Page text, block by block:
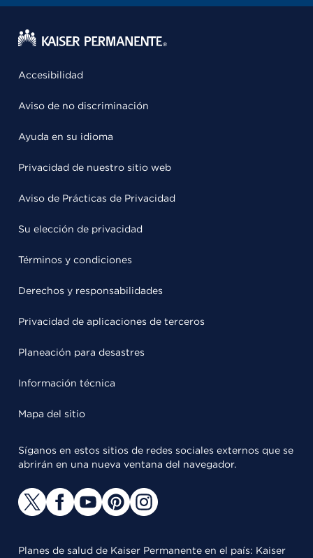
Accesibilidad
Aviso de no discriminación
Ayuda en su idioma
Privacidad de nuestro sitio web
Aviso de Prácticas de Privacidad
Su elección de privacidad
Términos y condiciones
Derechos y responsabilidades
Privacidad de aplicaciones de terceros
Planeación para desastres
Información técnica
Mapa del sitio
Síganos en estos sitios de redes sociales externos que se
abrirán en una nueva ventana del navegador.
Planes de salud de Kaiser Permanente en el país: Kaiser